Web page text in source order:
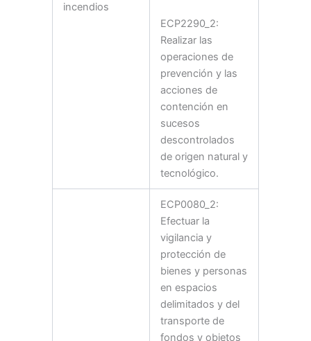
incendios
ECP2290_2:
Realizar las
operaciones de
prevención y las
acciones de
contención en
sucesos
descontrolados
de origen natural y
tecnológico.
ECP0080_2:
Efectuar la
vigilancia y
protección de
bienes y personas
en espacios
delimitados y del
transporte de
fondos y objetos